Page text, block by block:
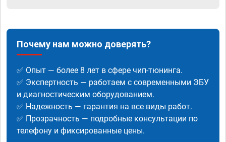
Почему нам можно доверять?
✅ Опыт — более 8 лет в сфере чип-тюнинга.
✅ Экспертность — работаем с современными ЭБУ
и диагностическим оборудованием.
✅ Надежность — гарантия на все виды работ.
✅ Прозрачность — подробные консультации по
телефону и фиксированные цены.